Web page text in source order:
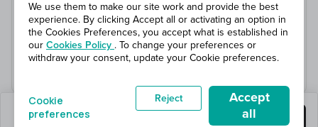
quedan 0 puestos Consigue este trabajo
We use them to make our site work and provide the best
experience. By clicking Accept all or activating an option in
the Cookies Preferences, you accept what is established in
our Cookies Policy . To change your preferences or
withdraw your consent, update your Cookie preferences.
Cookie
preferences
Reject
Accept
all